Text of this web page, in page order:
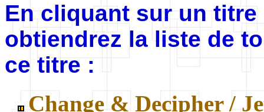
En cliquant sur un
obtiendrez la liste de
ce titre :
Change & Decipher /